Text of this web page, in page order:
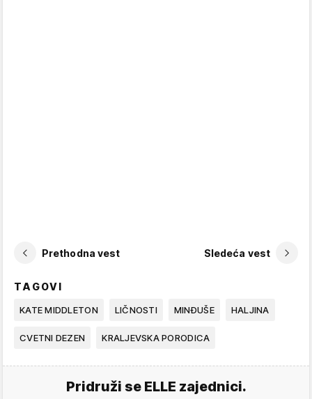
Prethodna vest Sledeća vest
TAGOVI
KATE MIDDLETON LIČNOSTI MINĐUŠE HALJINA
CVETNI DEZEN KRALJEVSKA PORODICA
Pridruži se ELLE zajednici.